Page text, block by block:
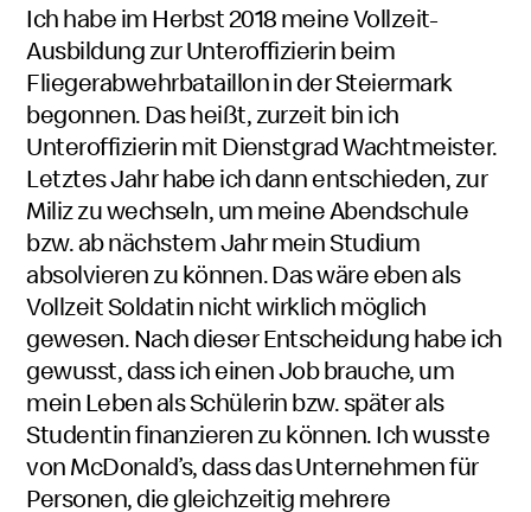
Ich habe im Herbst 2018 meine Vollzeit-
Ausbildung zur Unteroffizierin beim
Fliegerabwehrbataillon in der Steiermark
begonnen. Das heißt, zurzeit bin ich
Unteroffizierin mit Dienstgrad Wachtmeister.
Letztes Jahr habe ich dann entschieden, zur
Miliz zu wechseln, um meine Abendschule
bzw. ab nächstem Jahr mein Studium
absolvieren zu können. Das wäre eben als
Vollzeit Soldatin nicht wirklich möglich
gewesen. Nach dieser Entscheidung habe ich
gewusst, dass ich einen Job brauche, um
mein Leben als Schülerin bzw. später als
Studentin finanzieren zu können. Ich wusste
vonMcDonald’s, dass das Unternehmen für
Personen, die gleichzeitig mehrere